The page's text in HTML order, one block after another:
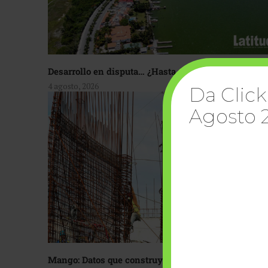
Desarrollo en disputa… ¿Hasta dónde crecer?
4 agosto, 2026
Mango: Datos que construyen confianza
Da
Agosto